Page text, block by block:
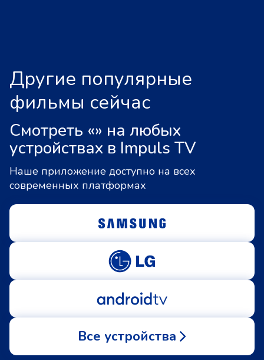
Другие популярные
фильмы сейчас
Смотреть «» на любых
устройствах в Impuls TV
Наше приложение доступно на всех
современных платформах
Все устройства